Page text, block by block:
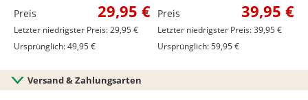
Preis 29,95 €
Letzter niedrigster Preis: 29,95 €
Ursprünglich: 49,95 €
Preis 39,95 €
Letzter niedrigster Preis: 39,95 €
Ursprünglich: 59,95 €
Versand & Zahlungsarten